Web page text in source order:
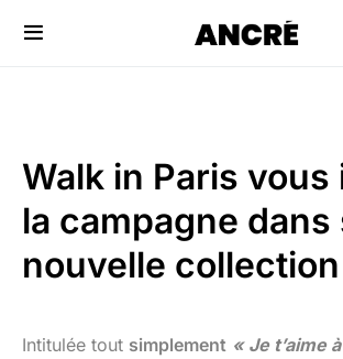
Walk in Paris vous
la campagne dans
nouvelle collection
Intitulée tout simplement « Je t’aime